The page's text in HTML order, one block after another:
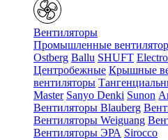
Вентиляторы
Промышленные
Ostberg Ballu SHUFT
Центробежные Крышные
вентиляторы
Master Sanyo Denki Sunon
Вентиляторы Blauberg
Вентиляторы Weiguang
Вентиляторы ЭРА Sirocco